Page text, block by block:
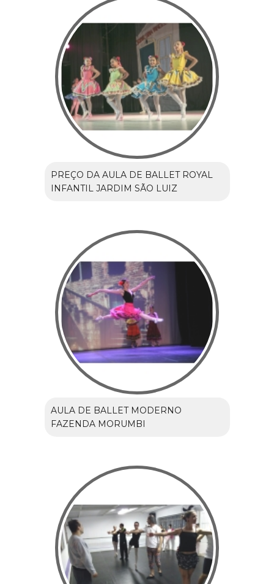
PREÇO DA AULA DE BALLET ROYAL
INFANTIL JARDIM SÃO LUIZ
AULA DE BALLET MODERNO
FAZENDA MORUMBI